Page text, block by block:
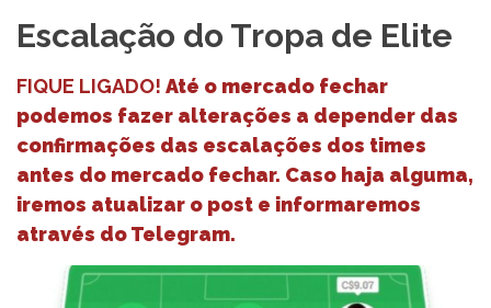
Escalação do Tropa de Elite
FIQUE LIGADO! Até o mercado fechar
podemos fazer alterações a depender das
confirmações das escalações dos times
antes do mercado fechar. Caso haja alguma,
iremos atualizar o post e informaremos
através do Telegram.